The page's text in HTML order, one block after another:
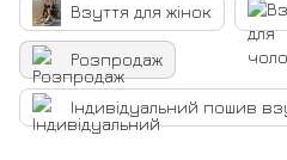
Взуття для жінок
Розпродаж
Індивідуальний пошив